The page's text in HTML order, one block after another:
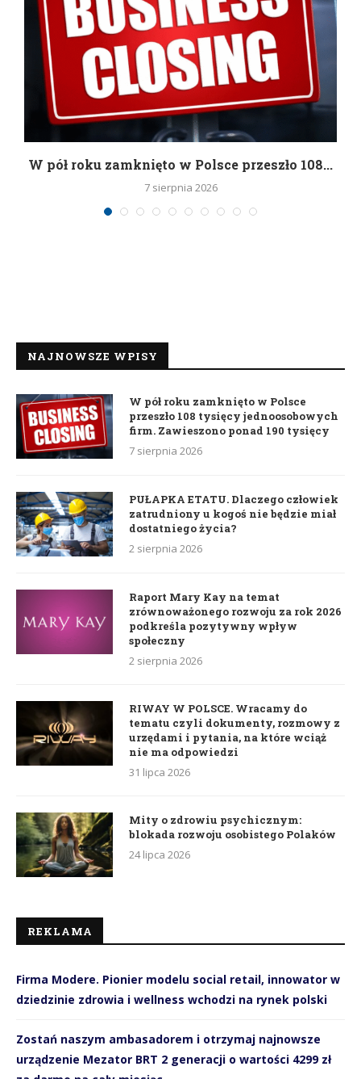
W pół roku zamknięto w Polsce przeszło 108...
7 sierpnia 2026
NAJNOWSZE WPISY
W pół roku zamknięto w Polsce
przeszło 108 tysięcy jednoosobowych
firm. Zawieszono ponad 190 tysięcy
7 sierpnia 2026
PUŁAPKA ETATU. Dlaczego człowiek
zatrudniony u kogoś nie będzie miał
dostatniego życia?
2 sierpnia 2026
Raport Mary Kay na temat
zrównoważonego rozwoju za rok 2026
podkreśla pozytywny wpływ
społeczny
2 sierpnia 2026
RIWAY W POLSCE. Wracamy do
tematu czyli dokumenty, rozmowy z
urzędami i pytania, na które wciąż
nie ma odpowiedzi
31 lipca 2026
Mity o zdrowiu psychicznym:
blokada rozwoju osobistego Polaków
24 lipca 2026
REKLAMA
Firma Modere. Pionier modelu social retail, innowator w
dziedzinie zdrowia i wellness wchodzi na rynek polski
Zostań naszym ambasadorem i otrzymaj najnowsze
urządzenie Mezator BRT 2 generacji o wartości 4299 zł